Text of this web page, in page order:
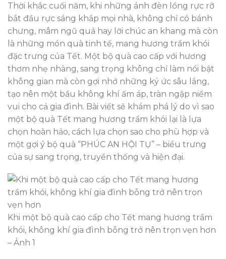
Thời khắc cuối năm, khi những ánh đèn lồng rực rỡ
bắt đầu rực sáng khắp mọi nhà, không chỉ có bánh
chưng, mâm ngũ quả hay lời chúc an khang mà còn
là những món quà tinh tế, mang hương trầm khói
đặc trưng của Tết. Một bộ quà cao cấp với hương
thơm nhẹ nhàng, sang trọng không chỉ làm nổi bật
không gian mà còn gợi nhớ những ký ức sâu lắng,
tạo nên một bầu không khí ấm áp, tràn ngập niềm
vui cho cả gia đình. Bài viết sẽ khám phá lý do vì sao
một bộ quà Tết mang hương trầm khói lại là lựa
chọn hoàn hảo, cách lựa chọn sao cho phù hợp và
một gợi ý bộ quà “PHÚC AN HỘI TỤ” – biểu trưng
của sự sang trọng, truyền thống và hiện đại.
Khi một bộ quà cao cấp cho Tết mang hương trầm
khói, không khí gia đình bỗng trở nên trọn vẹn hơn
– Ảnh 1